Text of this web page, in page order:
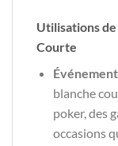
Utilisations
Courte
blanche
poker, des
occasions